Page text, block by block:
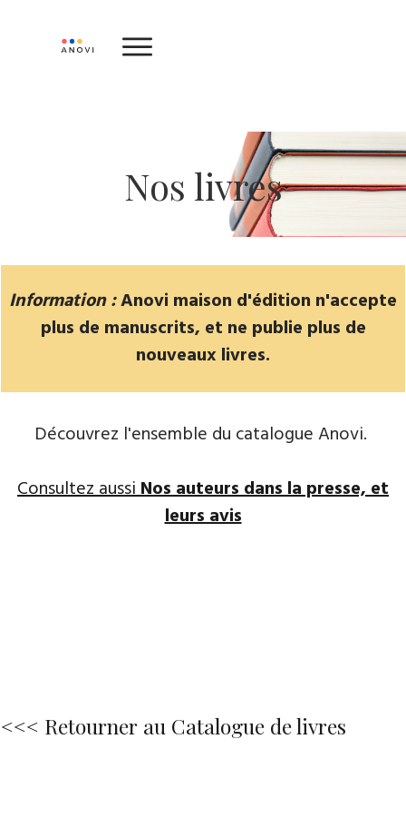
Nos livres
Information :Anovi maison d'édition n'accepte
plus de manuscrits, et ne publie plus de
nouveaux livres.
Découvrez l'ensemble du catalogue Anovi.
Consultez aussiNos auteurs dans la presse, et
leurs avis
<<< Retourner au Catalogue de livres